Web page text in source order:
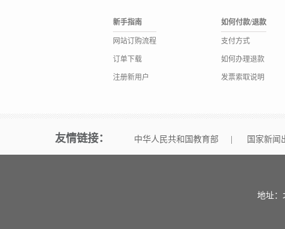
新手指南
网站订购流程
订单下载
注册新用户
如何付款/退款
支付方式
如何办理退款
发票索取说明
友情链接： 中华人民共和国教育部 国家新闻
地址：